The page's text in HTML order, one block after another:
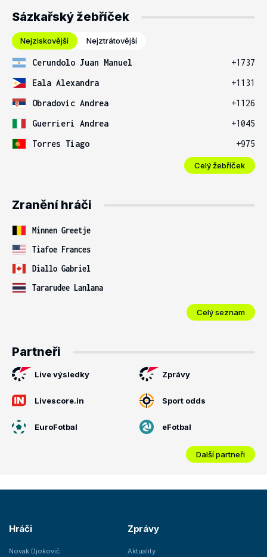
Sázkařský žebříček
Nejziskovější Nejztrátovější
Cerundolo Juan Manuel
+1737
Eala Alexandra
+1131
Obradovic Andrea
+1126
Guerrieri Andrea
+1045
Torres Tiago
+975
Celý žebříček
Zranění hráči
Minnen Greetje
Tiafoe Frances
Diallo Gabriel
Tararudee Lanlana
Celý seznam
Partneři
Live výsledky Zprávy
Livescore.in Sport odds
EuroFotbal eFotbal
Další partneři
Hráči
Novak Djokovič
Zprávy
Aktuality